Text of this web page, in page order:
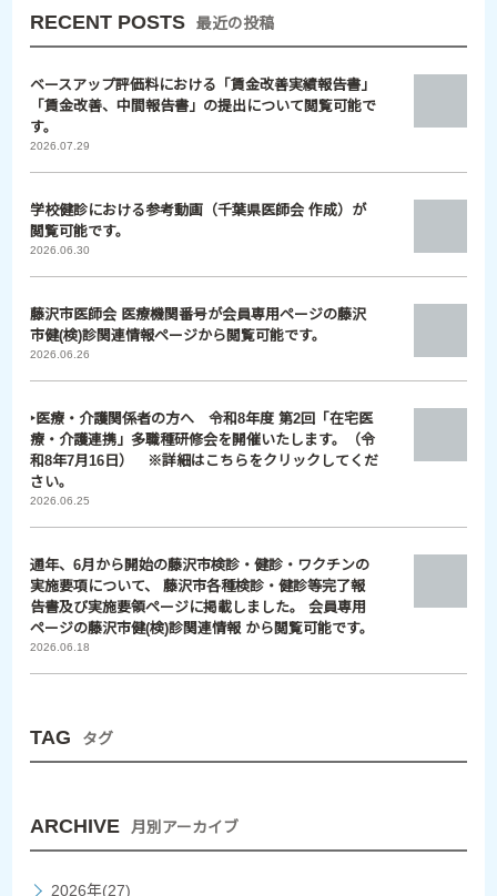
RECENT POSTS 最近の投稿
ベースアップ評価料における「賃金改善実績報告書」
「賃金改善、中間報告書」の提出について閲覧可能で
す。
2026.07.29
学校健診における参考動画（千葉県医師会 作成）が
閲覧可能です。
2026.06.30
藤沢市医師会 医療機関番号が会員専用ページの藤沢
市健(検)診関連情報ページから閲覧可能です。
2026.06.26
‣医療・介護関係者の方へ 令和8年度 第2回「在宅医
療・介護連携」多職種研修会を開催いたします。（令
和8年7月16日） ※詳細はこちらをクリックしてくだ
さい。
2026.06.25
通年、6月から開始の藤沢市検診・健診・ワクチンの
実施要項について、 藤沢市各種検診・健診等完了報
告書及び実施要領ページに掲載しました。 会員専用
ページの藤沢市健(検)診関連情報 から閲覧可能です。
2026.06.18
TAG タグ
ARCHIVE 月別アーカイブ
2026年(27)